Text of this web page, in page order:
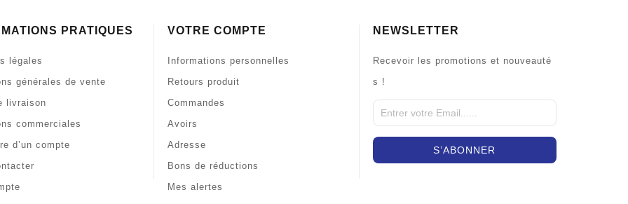
PRATIQUES
légales
générales de vente
livraison
commerciales
d’un compte
VOTRE COMPTE
Informations personnelles
Retours produit
Commandes
Avoirs
Adresse
Bons de réductions
Mes alertes
NEWSLETTER
Recevoir les promotions et nouveauté
s !